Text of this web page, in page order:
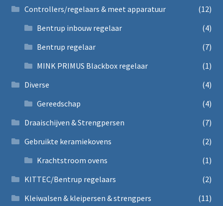
Controllers/regelaars & meet apparatuur
(12)
Bentrup inbouw regelaar
(4)
Bentrup regelaar
(7)
MINK PRIMUS Blackbox regelaar
(1)
Diverse
(4)
Gereedschap
(4)
Draaischijven & Strengpersen
(7)
Gebruikte keramiekovens
(2)
Krachtstroom ovens
(1)
KITTEC/Bentrup regelaars
(2)
Kleiwalsen & kleipersen & strengpers
(11)